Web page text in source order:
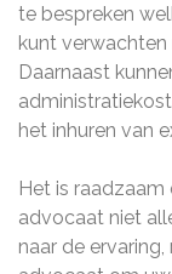
te bespreken
kunt
Daarnaast
het inhuren van
Het is
advocaat niet
naar de